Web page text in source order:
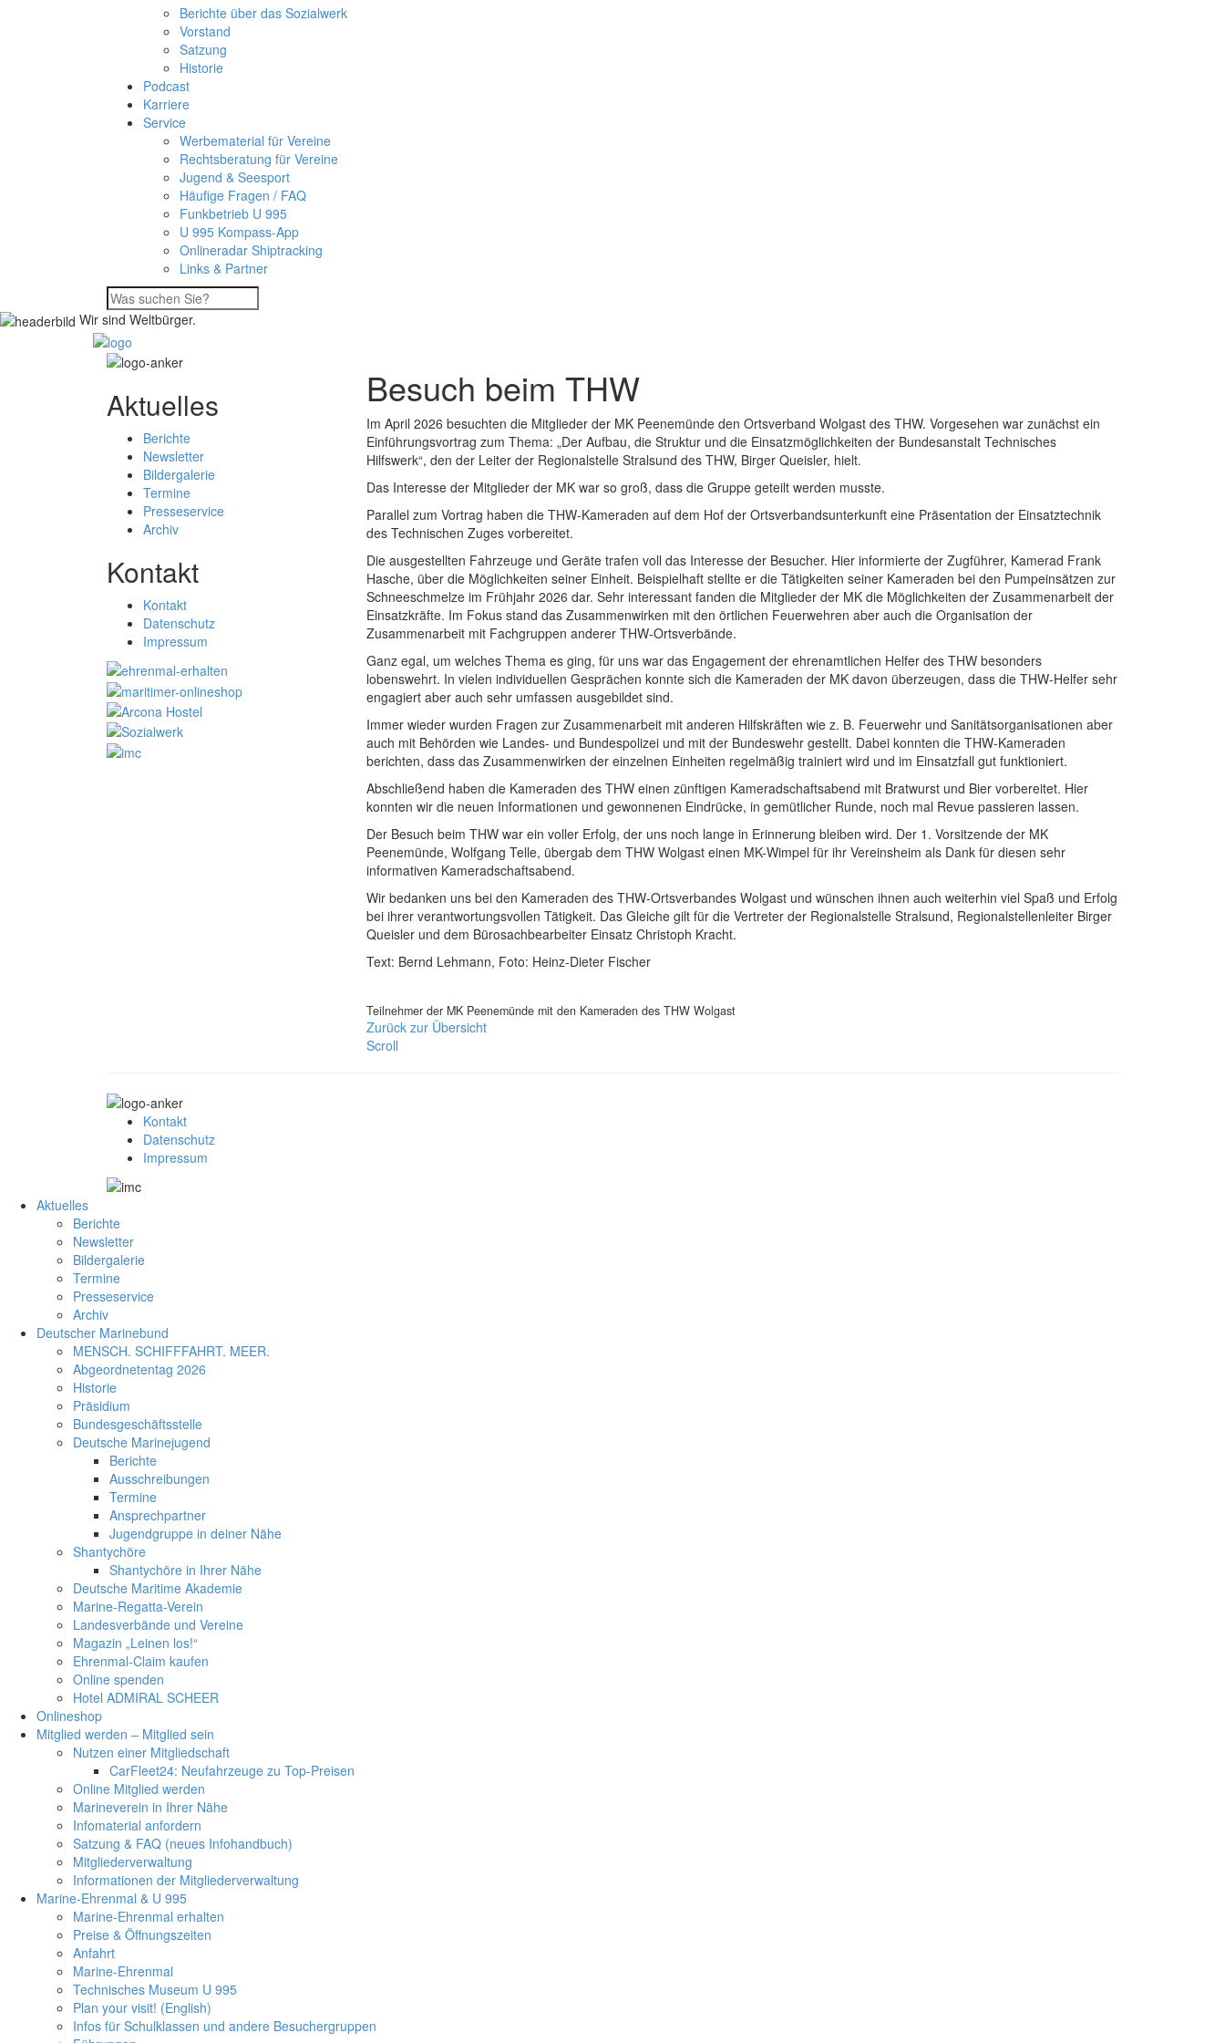
Berichte über das Sozialwerk
Vorstand
Satzung
Historie
Podcast
Karriere
Service
Werbematerial für Vereine
Rechtsberatung für Vereine
Jugend & Seesport
Häufige Fragen / FAQ
Funkbetrieb U 995
U 995 Kompass-App
Onlineradar Shiptracking
Links & Partner
Wir sind Weltbürger.
Aktuelles
Berichte
Newsletter
Bildergalerie
Termine
Presseservice
Archiv
Kontakt
Kontakt
Datenschutz
Impressum
Besuch beim THW
Im April 2026 besuchten die Mitglieder der MK Peenemünde den Ortsverband Wolgast des THW. Vorgesehen war zunächst ein
Einführungsvortrag zum Thema: „Der Aufbau, die Struktur und die Einsatzmöglichkeiten der Bundesanstalt Technisches
Hilfswerk“, den der Leiter der Regionalstelle Stralsund des THW, Birger Queisler, hielt.
Das Interesse der Mitglieder der MK war so groß, dass die Gruppe geteilt werden musste.
Parallel zum Vortrag haben die THW-Kameraden auf dem Hof der Ortsverbandsunterkunft eine Präsentation der Einsatztechnik
des Technischen Zuges vorbereitet.
Die ausgestellten Fahrzeuge und Geräte trafen voll das Interesse der Besucher. Hier informierte der Zugführer, Kamerad Frank
Hasche, über die Möglichkeiten seiner Einheit. Beispielhaft stellte er die Tätigkeiten seiner Kameraden bei den Pumpeinsätzen zur
Schneeschmelze im Frühjahr 2026 dar. Sehr interessant fanden die Mitglieder der MK die Möglichkeiten der Zusammenarbeit der
Einsatzkräfte. Im Fokus stand das Zusammenwirken mit den örtlichen Feuerwehren aber auch die Organisation der
Zusammenarbeit mit Fachgruppen anderer THW-Ortsverbände.
Ganz egal, um welches Thema es ging, für uns war das Engagement der ehrenamtlichen Helfer des THW besonders
lobenswehrt. In vielen individuellen Gesprächen konnte sich die Kameraden der MK davon überzeugen, dass die THW-Helfer sehr
engagiert aber auch sehr umfassen ausgebildet sind.
Immer wieder wurden Fragen zur Zusammenarbeit mit anderen Hilfskräften wie z. B. Feuerwehr und Sanitätsorganisationen aber
auch mit Behörden wie Landes- und Bundespolizei und mit der Bundeswehr gestellt. Dabei konnten die THW-Kameraden
berichten, dass das Zusammenwirken der einzelnen Einheiten regelmäßig trainiert wird und im Einsatzfall gut funktioniert.
Abschließend haben die Kameraden des THW einen zünftigen Kameradschaftsabend mit Bratwurst und Bier vorbereitet. Hier
konnten wir die neuen Informationen und gewonnenen Eindrücke, in gemütlicher Runde, noch mal Revue passieren lassen.
Der Besuch beim THW war ein voller Erfolg, der uns noch lange in Erinnerung bleiben wird. Der 1. Vorsitzende der MK
Peenemünde, Wolfgang Telle, übergab dem THW Wolgast einen MK-Wimpel für ihr Vereinsheim als Dank für diesen sehr
informativen Kameradschaftsabend.
Wir bedanken uns bei den Kameraden des THW-Ortsverbandes Wolgast und wünschen ihnen auch weiterhin viel Spaß und Erfolg
bei ihrer verantwortungsvollen Tätigkeit. Das Gleiche gilt für die Vertreter der Regionalstelle Stralsund, Regionalstellenleiter Birger
Queisler und dem Bürosachbearbeiter Einsatz Christoph Kracht.
Text: Bernd Lehmann, Foto: Heinz-Dieter Fischer
Teilnehmer der MK Peenemünde mit den Kameraden des THW Wolgast
Zurück zur Übersicht
Scroll
Kontakt
Datenschutz
Impressum
Aktuelles
Berichte
Newsletter
Bildergalerie
Termine
Presseservice
Archiv
Deutscher Marinebund
MENSCH. SCHIFFFAHRT. MEER.
Abgeordnetentag 2026
Historie
Präsidium
Bundesgeschäftsstelle
Deutsche Marinejugend
Berichte
Ausschreibungen
Termine
Ansprechpartner
Jugendgruppe in deiner Nähe
Shantychöre
Shantychöre in Ihrer Nähe
Deutsche Maritime Akademie
Marine-Regatta-Verein
Landesverbände und Vereine
Magazin „Leinen los!“
Ehrenmal-Claim kaufen
Online spenden
Hotel ADMIRAL SCHEER
Onlineshop
Mitglied werden – Mitglied sein
Nutzen einer Mitgliedschaft
CarFleet24: Neufahrzeuge zu Top-Preisen
Online Mitglied werden
Marineverein in Ihrer Nähe
Infomaterial anfordern
Satzung & FAQ (neues Infohandbuch)
Mitgliederverwaltung
Informationen der Mitgliederverwaltung
Marine-Ehrenmal & U 995
Marine-Ehrenmal erhalten
Preise & Öffnungszeiten
Anfahrt
Marine-Ehrenmal
Technisches Museum U 995
Plan your visit! (English)
Infos für Schulklassen und andere Besuchergruppen